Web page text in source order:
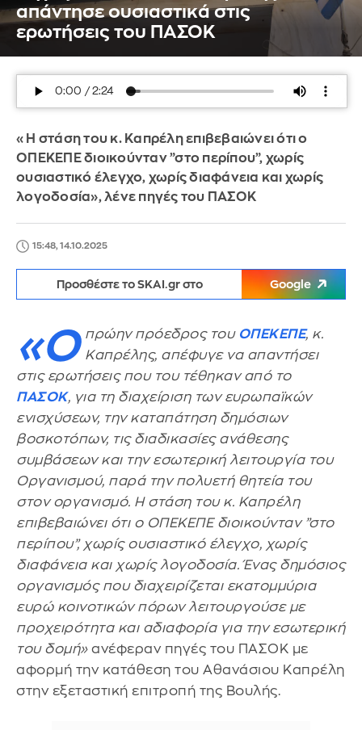
απάντησε ουσιαστικά στις
ερωτήσεις του ΠΑΣΟΚ
«Η στάση του κ. Καπρέλη επιβεβαιώνει ότι ο
ΟΠΕΚΕΠΕ διοικούνταν ”στο περίπου”, χωρίς
ουσιαστικό έλεγχο, χωρίς διαφάνεια και χωρίς
λογοδοσία», λένε πηγές του ΠΑΣΟΚ
15:48, 14.10.2025
Προσθέστε το SKAI.gr στο Google
«Ο πρώην πρόεδρος του ΟΠΕΚΕΠΕ, κ.
Καπρέλης, απέφυγε να απαντήσει
στις ερωτήσεις που του τέθηκαν από το
ΠΑΣΟK, για τη διαχείριση των ευρωπαϊκών
ενισχύσεων, την καταπάτηση δημόσιων
βοσκοτόπων, τις διαδικασίες ανάθεσης
συμβάσεων και την εσωτερική λειτουργία του
Οργανισμού, παρά την πολυετή θητεία του
στον οργανισμό. Η στάση του κ. Καπρέλη
επιβεβαιώνει ότι ο ΟΠΕΚΕΠΕ διοικούνταν ”στο
περίπου”, χωρίς ουσιαστικό έλεγχο, χωρίς
διαφάνεια και χωρίς λογοδοσία. Ένας δημόσιος
οργανισμός που διαχειρίζεται εκατομμύρια
ευρώ κοινοτικών πόρων λειτουργούσε με
προχειρότητα και αδιαφορία για την εσωτερική
του δομή»ανέφεραν πηγές του ΠΑΣΟΚ με
αφορμή την κατάθεση του Αθανάσιου Καπρέλη
στην εξεταστική επιτροπή της Βουλής.